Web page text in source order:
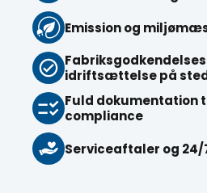
Emission og
idriftsættelse på
Fuld dokumentation
compliance
Serviceaftaler og